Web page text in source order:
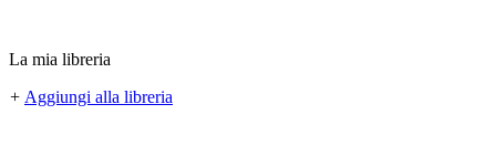
La mia libreria
+ Aggiungi alla libreria